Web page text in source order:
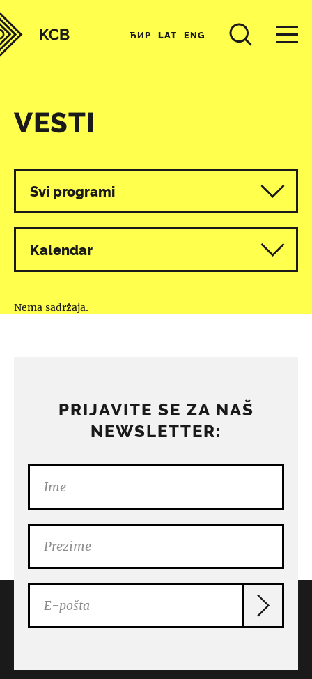
ЋИР LAT ENG
VESTI
Svi programi
Kalendar
Nema sadržaja.
PRIJAVITE SE ZA NAŠ
NEWSLETTER: